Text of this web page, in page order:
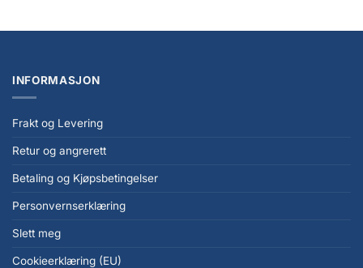
INFORMASJON
Frakt og Levering
Retur og angrerett
Betaling og Kjøpsbetingelser
Personvernserklæring
Slett meg
Cookieerklæring (EU)